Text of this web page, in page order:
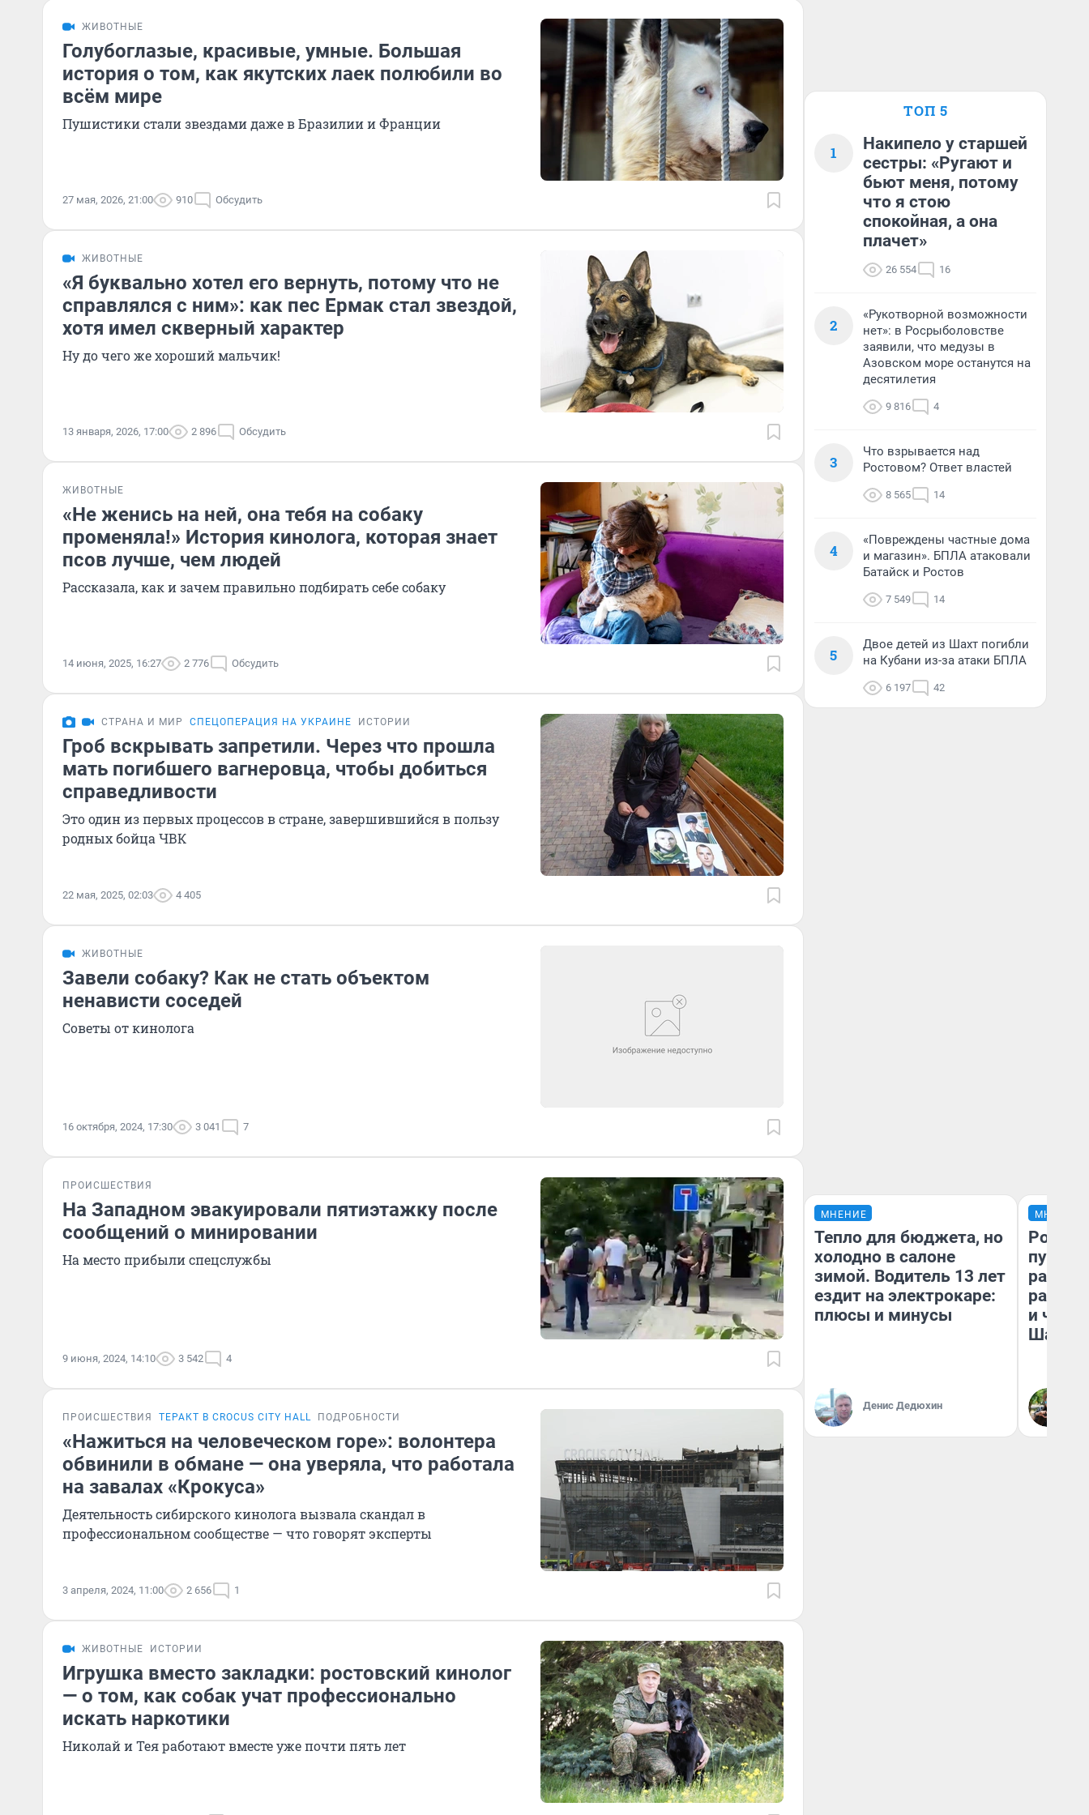
ЖИВОТНЫЕ
Голубоглазые, красивые, умные. Большая
история о том, как якутских лаек полюбили во
всём мире
Пушистики стали звездами даже в Бразилии и Франции
27 мая, 2026, 21:00 910 Обсудить
ЖИВОТНЫЕ
«Я буквально хотел его вернуть, потому что не
справлялся с ним»: как пес Ермак стал звездой,
хотя имел скверный характер
Ну до чего же хороший мальчик!
13 января, 2026, 17:00 2 896 Обсудить
ЖИВОТНЫЕ
«Не женись на ней, она тебя на собаку
променяла!» История кинолога, которая знает
псов лучше, чем людей
Рассказала, как и зачем правильно подбирать себе собаку
14 июня, 2025, 16:27 2 776 Обсудить
СТРАНА И МИР СПЕЦОПЕРАЦИЯ НА УКРАИНЕ ИСТОРИИ
Гроб вскрывать запретили. Через что прошла
мать погибшего вагнеровца, чтобы добиться
справедливости
Это один из первых процессов в стране, завершившийся в пользу
родных бойца ЧВК
22 мая, 2025, 02:03 4 405
ЖИВОТНЫЕ
Завели собаку? Как не стать объектом
ненависти соседей
Советы от кинолога
16 октября, 2024, 17:30 3 041 7
ПРОИСШЕСТВИЯ
На Западном эвакуировали пятиэтажку после
сообщений о минировании
На место прибыли спецслужбы
9 июня, 2024, 14:10 3 542 4
ПРОИСШЕСТВИЯ ТЕРАКТ В CROCUS CITY HALL ПОДРОБНОСТИ
«Нажиться на человеческом горе»: волонтера
обвинили в обмане — она уверяла, что работала
на завалах «Крокуса»
Деятельность сибирского кинолога вызвала скандал в
профессиональном сообществе — что говорят эксперты
3 апреля, 2024, 11:00 2 656 1
ЖИВОТНЫЕ ИСТОРИИ
Игрушка вместо закладки: ростовский кинолог
— о том, как собак учат профессионально
искать наркотики
Николай и Тея работают вместе уже почти пять лет
ТОП 5
1
Накипело у старшей
сестры: «Ругают и
бьют меня, потому
что я стою
спокойная, а она
плачет»
26 554 16
2
«Рукотворной возможности
нет»: в Росрыболовстве
заявили, что медузы в
Азовском море останутся на
десятилетия
9 816 4
3
Что взрывается над
Ростовом? Ответ властей
8 565 14
4
«Повреждены частные дома
и магазин». БПЛА атаковали
Батайск и Ростов
7 549 14
5
Двое детей из Шахт погибли
на Кубани из-за атаки БПЛА
6 197 42
МНЕНИЕ
Тепло для бюджета, но
холодно в салоне
зимой. Водитель 13 лет
ездит на электрокаре:
плюсы и минусы
Денис Дедюхин
МНЕНИЕ
и чем